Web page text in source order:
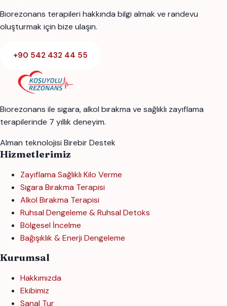
Biorezonans terapileri hakkında bilgi almak ve randevu
oluşturmak için bize ulaşın.
+90 542 432 44 55
Biorezonans ile sigara, alkol bırakma ve sağlıklı zayıflama
terapilerinde 7 yıllık deneyim.
Alman teknolojisi Birebir Destek
Hizmetlerimiz
Zayıflama Sağlıklı Kilo Verme
Sigara Bırakma Terapisi
Alkol Bırakma Terapisi
Ruhsal Dengeleme & Ruhsal Detoks
Bölgesel İncelme
Bağışıklık & Enerji Dengeleme
Kurumsal
Hakkımızda
Ekibimiz
Sanal Tur